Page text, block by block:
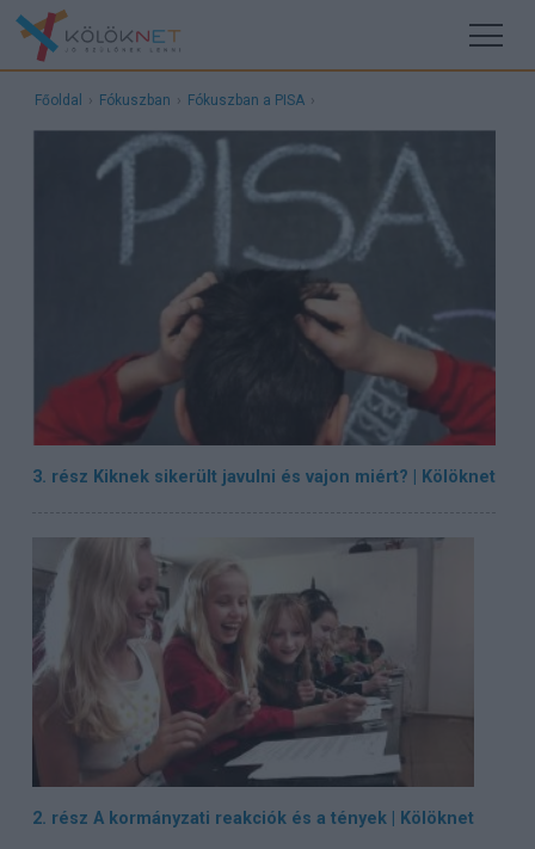
Főoldal › Fókuszban › Fókuszban a PISA ›
3. rész Kiknek sikerült javulni és vajon miért? | Kölöknet
2. rész A kormányzati reakciók és a tények | Kölöknet